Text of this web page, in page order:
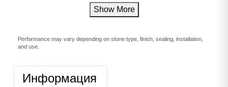
Show More
Performance may vary depending on stone type, finish, sealing, installation,
and use.
Информация